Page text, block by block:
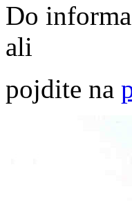
Do
ali
pojdite na